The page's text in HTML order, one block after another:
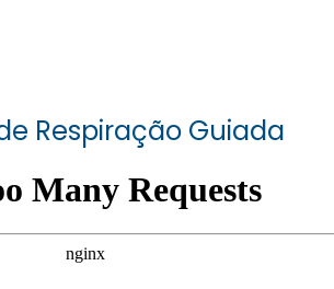
Respiração Guiada